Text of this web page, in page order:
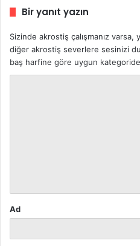
Bir yanıt yazın
Sizinde akrostiş çalışmanız
diğer akrostiş severlere sesinizi
baş harfine göre uygun kategoride
Ad